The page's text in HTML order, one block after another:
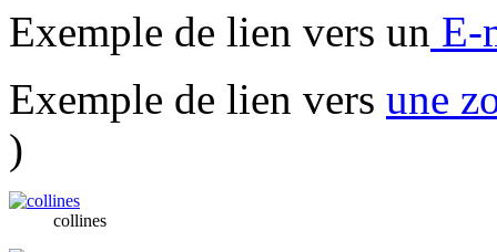
Exemple de lien vers un
Exemple de lien vers une
)
collines